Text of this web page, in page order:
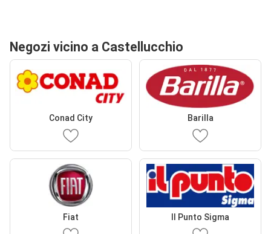
Negozi vicino a Castellucchio
Conad City Barilla
Fiat Il Punto Sigma